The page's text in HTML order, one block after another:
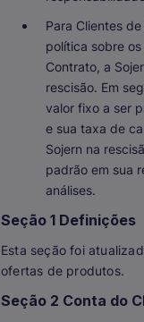
Para Clientes
política sobre
Contrato, a
rescisão. Em
valor fixo a ser
e sua taxa de
Sojern na
padrão em sua
análises.
Seção 1 Definições
Esta seção foi
ofertas de produtos.
Seção 2 Conta do